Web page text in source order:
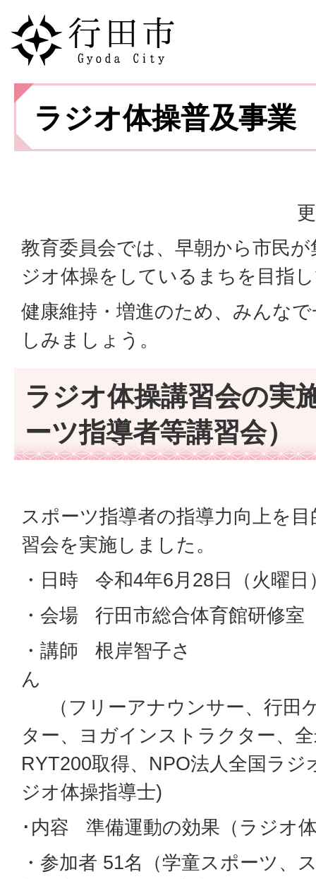
ラジオ体操普及事業
教育委員会では、早朝から市民
ジオ体操をしているまちを目指
健康維持・増進のため、みんな
しみましょう。
ラジオ体操講習会の実
ーツ指導者等講習会）
スポーツ指導者の指導力向上を
習会を実施しました。
・日時 令和4年6月28日（火曜日
・会場 行田市総合体育館研修室
・講師 根岸智子さ
（フリーアナウンサー、行田
ター、ヨガインストラクター、
RYT200取得、NPO法人全国ラジ
ジオ体操指導士)
･内容 準備運動の効果（ラジオ
・参加者 51名（学童スポーツ、